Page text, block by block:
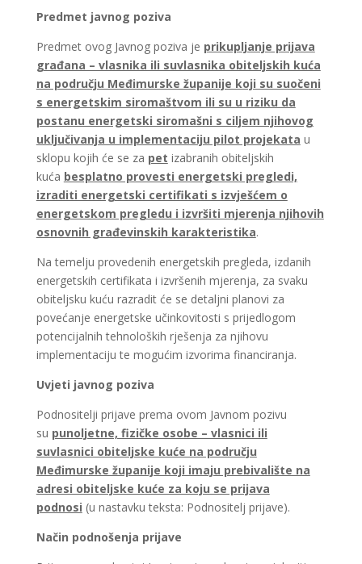
Predmet javnog poziva
Predmet ovog Javnog poziva je prikupljanje prijava
građana – vlasnika ili suvlasnika obiteljskih kuća
na području Međimurske županije koji su suočeni
s energetskim siromaštvom ili su u riziku da
postanu energetski siromašni s ciljem njihovog
uključivanja u implementaciju pilot projekata u
sklopu kojih će se za pet izabranih obiteljskih
kuća besplatno provesti energetski pregledi,
izraditi energetski certifikati s izvješćem o
energetskom pregledu i izvršiti mjerenja njihovih
osnovnih građevinskih karakteristika.
Na temelju provedenih energetskih pregleda, izdanih
energetskih certifikata i izvršenih mjerenja, za svaku
obiteljsku kuću razradit će se detaljni planovi za
povećanje energetske učinkovitosti s prijedlogom
potencijalnih tehnoloških rješenja za njihovu
implementaciju te mogućim izvorima financiranja.
Uvjeti javnog poziva
Podnositelji prijave prema ovom Javnom pozivu
su punoljetne, fizičke osobe – vlasnici ili
suvlasnici obiteljske kuće na području
Međimurske županije koji imaju prebivalište na
adresi obiteljske kuće za koju se prijava
podnosi (u nastavku teksta: Podnositelj prijave).
Način podnošenja prijave